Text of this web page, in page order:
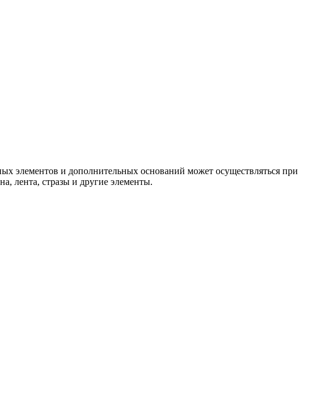
элементов и дополнительных оснований может осуществляться при
лента, стразы и другие элементы.